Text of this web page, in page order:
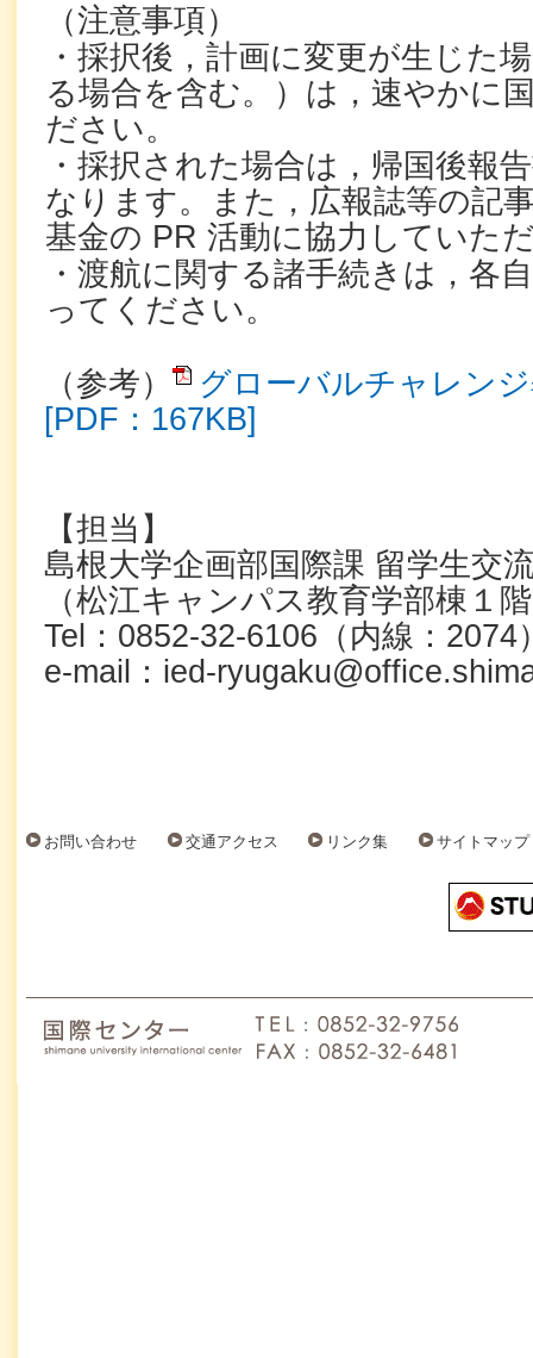
（注意事項）
・採択後，計画に変更が生じた
る場合を含む。）は，速やかに
ださい。
・採択された場合は，帰国後報
なります。また，広報誌等の記
基金の PR 活動に協力していた
・渡航に関する諸手続きは，各
ってください。
（参考）
グローバルチャレン
[PDF：167KB]
【担当】
島根大学企画部国際課 留学生
（松江キャンパス教育学部棟１
Tel：0852-32-6106（内線：2074
e-mail：ied-
お問い合わせ 交通アクセス リンク集 サイトマップ